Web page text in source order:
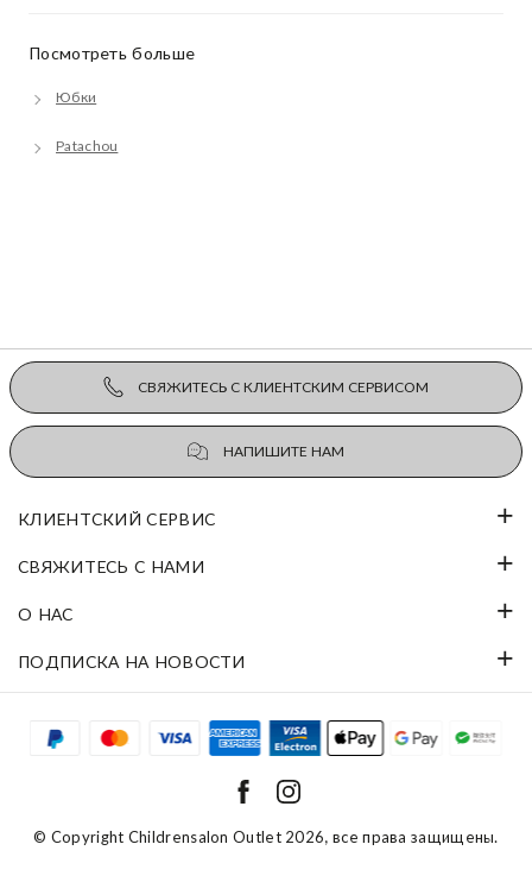
Посмотреть больше
Юбки
Patachou
СВЯЖИТЕСЬ С КЛИЕНТСКИМ СЕРВИСОМ
НАПИШИТЕ НАМ
КЛИЕНТСКИЙ СЕРВИС
СВЯЖИТЕСЬ С НАМИ
О НАС
ПОДПИСКА НА НОВОСТИ
© Copyright Childrensalon Outlet 2026, все права защищены.